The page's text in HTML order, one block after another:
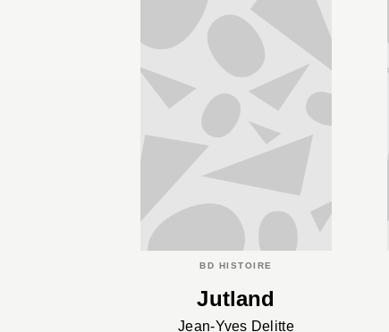
BD HISTOIRE
Jutland
Jean-Yves Delitte